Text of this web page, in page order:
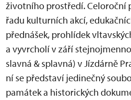
životního prostředí. Celoroční
řadu kulturních akcí,
přednášek, prohlídek
a vyvrcholí v září
slavná & splavná) v Jízdárně
ní se představí jedinečný
památek a historických